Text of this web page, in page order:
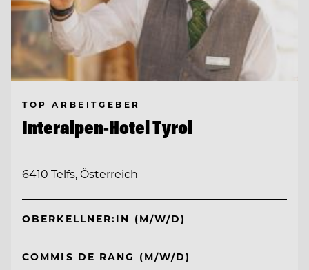
TOP ARBEITGEBER
Interalpen-Hotel Tyrol
6410 Telfs, Österreich
OBERKELLNER:IN (M/W/D)
COMMIS DE RANG (M/W/D)